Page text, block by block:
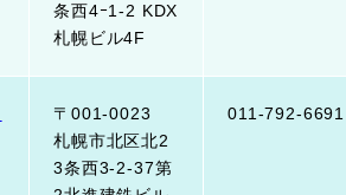
条西4ｰ1-2 KDX
札幌ビル4F
〒001-0023
札幌市北区北2
3条西3-2-37第
011-792-6691